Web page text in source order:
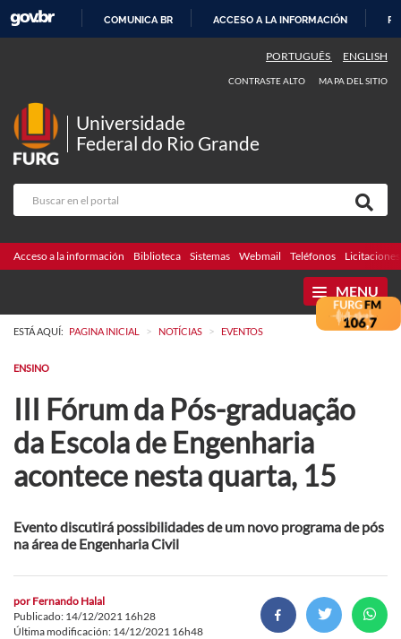
CONTENIDO
COMUNICA BR ACCESO A LA INFORMACIÓN
PORTUGUÊS ENGLISH
CONTRASTE ALTO MAPA DEL SITIO
Universidade
Federal do Rio Grande
Acceso a la información Biblioteca Sistemas Webmail Teléfonos Licitaciones
MENU
ESTÁ AQUÍ: PAGINA INICIAL > NOTÍCIAS > EVENTOS
ENSINO
III Fórum da Pós-graduação
da Escola de Engenharia
acontece nesta quarta, 15
Evento discutirá possibilidades de um novo programa de pós
na área de Engenharia Civil
por Fernando Halal
Publicado: 14/12/2021 16h28
Última modificación: 14/12/2021 16h48